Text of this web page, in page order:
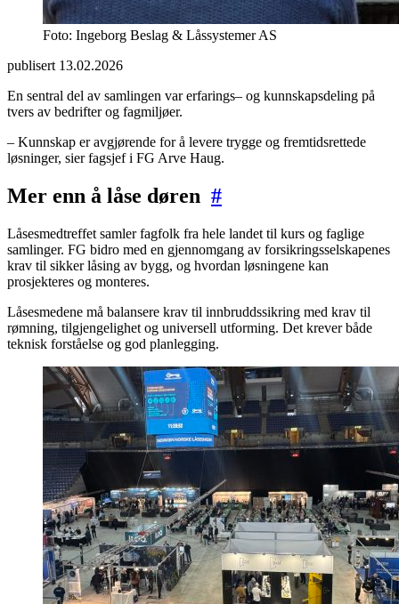
Foto: Ingeborg Beslag & Låssystemer AS
publisert 13.02.2026
En sentral del av samlingen var erfarings– og kunnskapsdeling på
tvers av bedrifter og fagmiljøer.
– Kunnskap er avgjørende for å levere trygge og fremtidsrettede
løsninger, sier fagsjef i FG Arve Haug.
Mer enn å låse døren #
Låsesmedtreffet samler fagfolk fra hele landet til kurs og faglige
samlinger. FG bidro med en gjennomgang av forsikringsselskapenes
krav til sikker låsing av bygg, og hvordan løsningene kan
prosjekteres og monteres.
Låsesmedene må balansere krav til innbruddssikring med krav til
rømning, tilgjengelighet og universell utforming. Det krever både
teknisk forståelse og god planlegging.